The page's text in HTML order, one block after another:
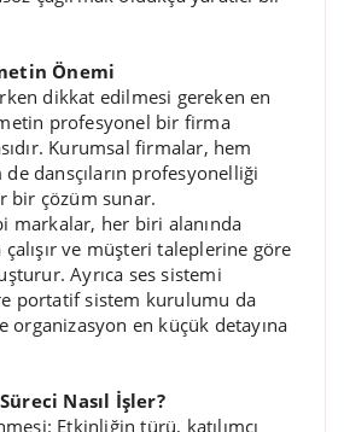
Önemi
dikkat edilmesi gereken en
profesyonel bir firma
Kurumsal firmalar, hem
dansçıların profesyonelliği
bir çözüm sunar.
markalar, her biri alanında
çalışır ve müşteri taleplerine göre
Ayrıca ses sistemi
portatif sistem kurulumu da
organizasyon en küçük detayına
Nasıl İşler?
Etkinliğin türü, katılımcı